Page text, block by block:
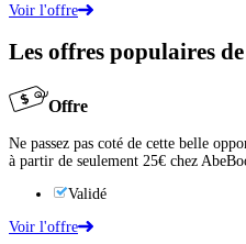
Voir l'offre
Les offres populaires
Offre
Ne passez pas coté de cette belle
à partir de seulement 25€ chez
Validé
Voir l'offre